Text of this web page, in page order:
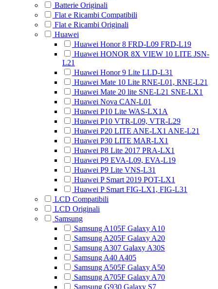
Batterie Originali
Flat e Ricambi Compatibili
Flat e Ricambi Originali
Huawei
Huawei Honor 8 FRD-L09 FRD-L19
Huawei HONOR 8X VIEW 10 LITE JSN-
L21
Huawei Honor 9 Lite LLD-L31
Huawei Mate 10 Lite RNE-L01, RNE-L21
Huawei Mate 20 lite SNE-L21 SNE-LX1
Huawei Nova CAN-L01
Huawei P10 Lite WAS-LX1A
Huawei P10 VTR-L09, VTR-L29
Huawei P20 LITE ANE-LX1 ANE-L21
Huawei P30 LITE MAR-LX1
Huawei P8 Lite 2017 PRA-LX1
Huawei P9 EVA-L09, EVA-L19
Huawei P9 Lite VNS-L31
Huawei P Smart 2019 POT-LX1
Huawei P Smart FIG-LX1, FIG-L31
LCD Compatibili
LCD Originali
Samsung
Samsung A105F Galaxy A10
Samsung A205F Galaxy A20
Samsung A307 Galaxy A30S
Samsung A40 A405
Samsung A505F Galaxy A50
Samsung A705F Galaxy A70
Samsung G930 Galaxy S7